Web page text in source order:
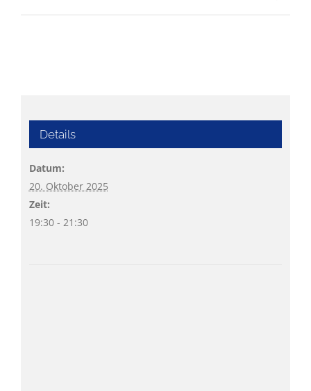
Details
Datum:
20. Oktober 2025
Zeit:
19:30 - 21:30